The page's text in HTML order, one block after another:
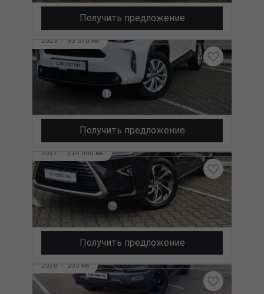
Получить предложение
2023 · 93 370 км
Toyota Yaris Cross
1.5 л (120 л.с.), Вариатор, бензин, передний
Получить предложение
2017 · 214 966 км
Lexus RX
3.5 л (263 л.с.), Вариатор, гибрид, полный
126 000 BYN
Получить предложение
2026 · 103 км
Foton Tunland V9